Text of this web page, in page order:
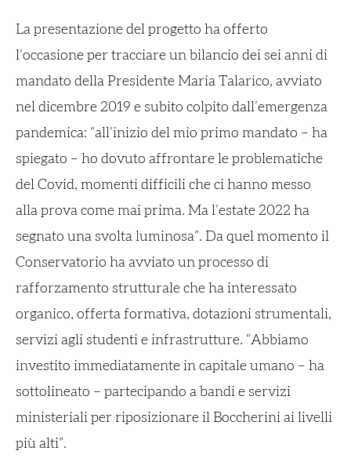
La presentazione del progetto ha offerto
l’occasione per tracciare un bilancio dei sei anni di
mandato della Presidente Maria Talarico, avviato
nel dicembre 2019 e subito colpito dall’emergenza
pandemica: “all’inizio del mio primo mandato – ha
spiegato – ho dovuto affrontare le problematiche
del Covid, momenti difficili che ci hanno messo
alla prova come mai prima. Ma l’estate 2022 ha
segnato una svolta luminosa”. Da quel momento il
Conservatorio ha avviato un processo di
rafforzamento strutturale che ha interessato
organico, offerta formativa, dotazioni strumentali,
servizi agli studenti e infrastrutture. “Abbiamo
investito immediatamente in capitale umano – ha
sottolineato – partecipando a bandi e servizi
ministeriali per riposizionare il Boccherini ai livelli
più alti”.